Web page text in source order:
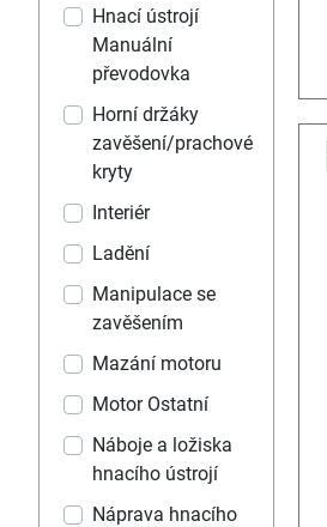
Hnací ústrojí
Manuální
převodovka
Horní držáky
zavěšení/prachové
kryty
Interiér
Ladění
Manipulace se
zavěšením
Mazání motoru
Motor Ostatní
Náboje a ložiska
hnacího ústrojí
Náprava hnacího